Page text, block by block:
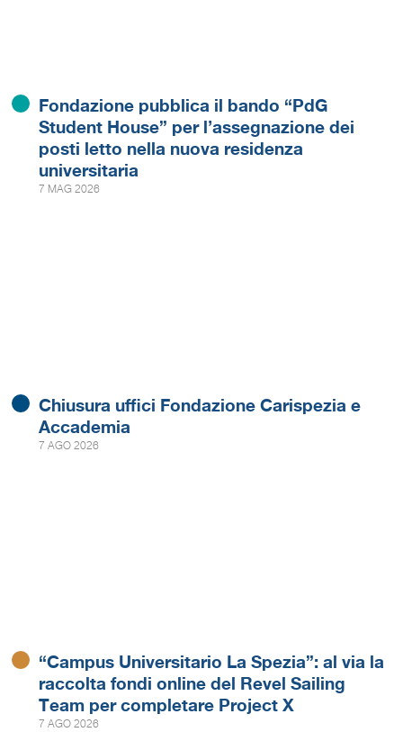
Fondazione pubblica il bando “PdG
Student House” per l’assegnazione dei
posti letto nella nuova residenza
universitaria
7 MAG 2026
Chiusura uffici Fondazione Carispezia e
Accademia
7 AGO 2026
“Campus Universitario La Spezia”: al via la
raccolta fondi online del Revel Sailing
Team per completare Project X
7 AGO 2026